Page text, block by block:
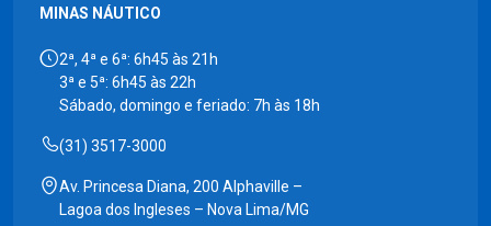
MINAS NÁUTICO
2ª, 4ª e 6ª: 6h45 às 21h
3ª e 5ª: 6h45 às 22h
Sábado, domingo e feriado: 7h às 18h
(31) 3517-3000
Av. Princesa Diana, 200 Alphaville –
Lagoa dos Ingleses – Nova Lima/MG